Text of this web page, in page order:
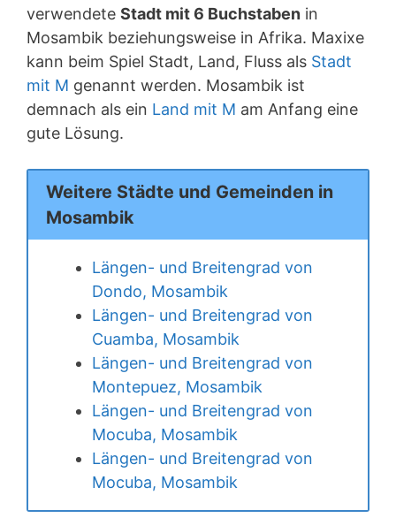
verwendete Stadt mit 6 Buchstaben in
Mosambik beziehungsweise in Afrika. Maxixe
kann beim Spiel Stadt, Land, Fluss als Stadt
mit M genannt werden. Mosambik ist
demnach als ein Land mit M am Anfang eine
gute Lösung.
Weitere Städte und Gemeinden in
Mosambik
Längen- und Breitengrad von
Dondo, Mosambik
Längen- und Breitengrad von
Cuamba, Mosambik
Längen- und Breitengrad von
Montepuez, Mosambik
Längen- und Breitengrad von
Mocuba, Mosambik
Längen- und Breitengrad von
Mocuba, Mosambik